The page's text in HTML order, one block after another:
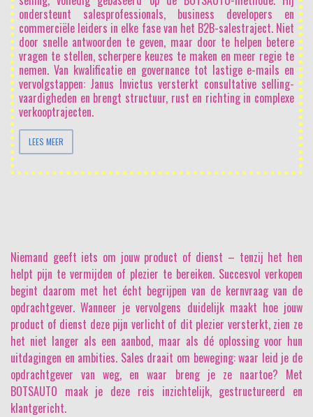
ondersteunt salesprofessionals, business developers en
commerciële leiders in elke fase van het B2B-salestraject. Niet
door snelle antwoorden te geven, maar door te helpen betere
vragen te stellen, scherpere keuzes te maken en meer regie te
nemen. Van kwalificatie en governance tot lastige e-mails en
vervolgstappen: Janus Invictus versterkt consultative selling-
vaardigheden en brengt structuur, rust en richting in complexe
verkooptrajecten.
LEES MEER
Niemand geeft iets om jouw product of dienst – tenzij het hen
helpt pijn te vermijden of plezier te bereiken. Succesvol verkopen
begint daarom met het écht begrijpen van de kernvraag van de
opdrachtgever. Wanneer je vervolgens duidelijk maakt hoe jouw
product of dienst deze pijn verlicht of dit plezier versterkt, zien ze
het niet langer als een aanbod, maar als dé oplossing voor hun
uitdagingen en ambities. Sales draait om beweging: waar leid je de
opdrachtgever van weg, en waar breng je ze naartoe? Met
BOTSAUTO maak je deze reis inzichtelijk, gestructureerd en
klantgericht.